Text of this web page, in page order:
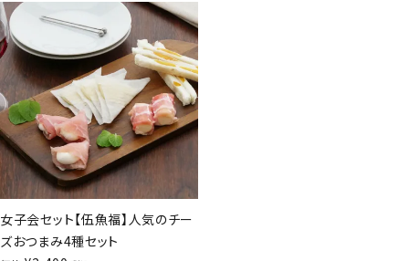
女子会セット【伍魚福】人気のチー
ズおつまみ4種セット